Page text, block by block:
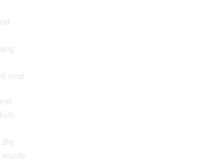
sind.